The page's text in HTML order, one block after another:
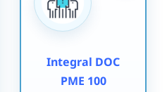
Integral DOC
PME 100